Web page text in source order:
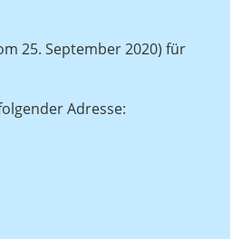
25. September 2020) für
Adresse: